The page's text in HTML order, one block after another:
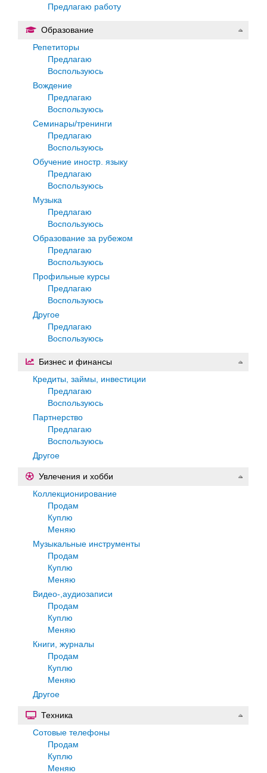
Предлагаю работу
Образование
Репетиторы
Предлагаю
Воспользуюсь
Вождение
Предлагаю
Воспользуюсь
Семинары/тренинги
Предлагаю
Воспользуюсь
Обучение иностр. языку
Предлагаю
Воспользуюсь
Музыка
Предлагаю
Воспользуюсь
Образование за рубежом
Предлагаю
Воспользуюсь
Профильные курсы
Предлагаю
Воспользуюсь
Другое
Предлагаю
Воспользуюсь
Бизнес и финансы
Кредиты, займы, инвестиции
Предлагаю
Воспользуюсь
Партнерство
Предлагаю
Воспользуюсь
Другое
Увлечения и хобби
Коллекционирование
Продам
Куплю
Меняю
Музыкальные инструменты
Продам
Куплю
Меняю
Видео-,аудиозаписи
Продам
Куплю
Меняю
Книги, журналы
Продам
Куплю
Меняю
Другое
Техника
Сотовые телефоны
Продам
Куплю
Меняю